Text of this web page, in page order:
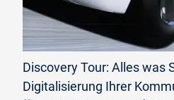
Discovery Tour: Alles was
Digitalisierung Ihrer